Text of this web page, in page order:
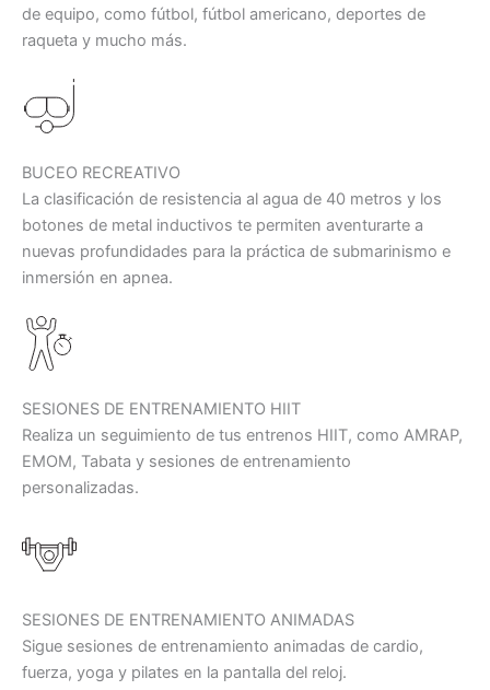
de equipo, como fútbol, fútbol americano, deportes de
raqueta y mucho más.
BUCEO RECREATIVO
La clasificación de resistencia al agua de 40 metros y los
botones de metal inductivos te permiten aventurarte a
nuevas profundidades para la práctica de submarinismo e
inmersión en apnea.
SESIONES DE ENTRENAMIENTO HIIT
Realiza un seguimiento de tus entrenos HIIT, como AMRAP,
EMOM, Tabata y sesiones de entrenamiento
personalizadas.
SESIONES DE ENTRENAMIENTO ANIMADAS
Sigue sesiones de entrenamiento animadas de cardio,
fuerza, yoga y pilates en la pantalla del reloj.